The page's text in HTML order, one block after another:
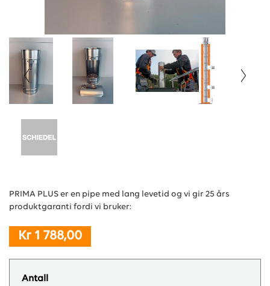
PRIMA PLUS er en pipe med lang levetid og vi gir 25 års
produktgaranti fordi vi bruker:
Kr 1 788,00
Antall